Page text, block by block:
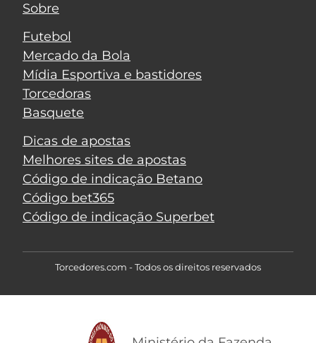
Sobre
Futebol
Mercado da Bola
Mídia Esportiva e bastidores
Torcedoras
Basquete
Dicas de apostas
Melhores sites de apostas
Código de indicação Betano
Código bet365
Código de indicação Superbet
Torcedores.com - Todos os direitos reservados